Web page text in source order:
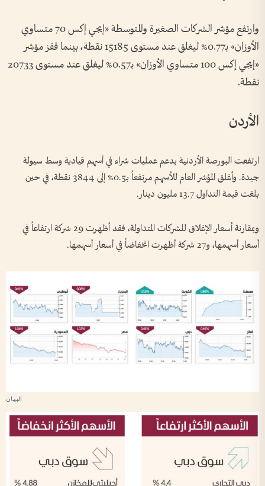
وارتفع مؤشر الشركات الصغيرة والمتوسطة «إيجي إكس 70 متساوي
الأوزان» بـ0.77% ليغلق عند مستوى 15185 نقطة، بينما قفز مؤشر
«إيجي إكس 100 متساوي الأوزان» بـ0.57% ليغلق عند مستوى 20733
نقطة.
الأردن
ارتفعت البورصة الأردنية بدعم عمليات شراء في أسهم قيادية وسط ⁠سيولة
جيدة. وأغلق المؤشر العام للأسهم مرتفعاً بـ0.5% إلى 3844 نقطة، في حين
بلغت قيمة التداول 13.7 مليون دينار.
وبمقارنة أسعار الإغلاق للشركات المتداولة، فقد أظهرت 29 شركة ارتفاعاً في
أسعار أسهمها، و27 شركة أظهرت انخفاضاً في أسعار أسهمها.